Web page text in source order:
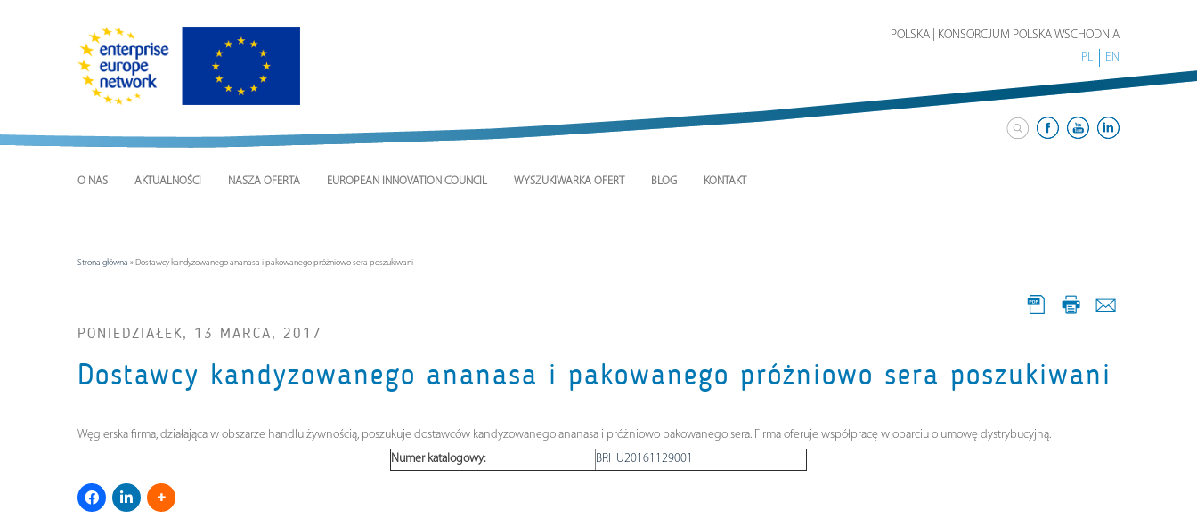
POLSKA | KONSORCJUM POLSKA WSCHODNIA
PL
EN
O NAS AKTUALNOŚCI NASZA OFERTA EUROPEAN INNOVATION COUNCIL WYSZUKIWARKA OFERT BLOG KONTAKT
Strona główna » Dostawcy kandyzowanego ananasa i pakowanego próżniowo sera poszukiwani
PONIEDZIAŁEK, 13 MARCA, 2017
Dostawcy kandyzowanego ananasa i pakowanego próżniowo sera poszukiwani
Węgierska firma, działająca w obszarze handlu żywnością, poszukuje dostawców kandyzowanego ananasa i próżniowo pakowanego sera. Firma oferuje współpracę w oparciu o umowę dystrybucyjną.
Numer katalogowy:
BRHU20161129001